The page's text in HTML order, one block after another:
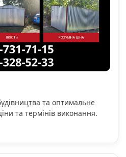
та оптимальне
та термінів виконання.